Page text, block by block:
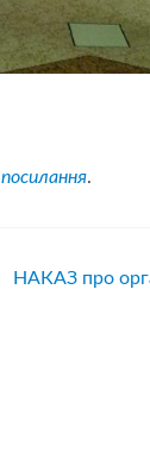
посилання.
НАКАЗ про